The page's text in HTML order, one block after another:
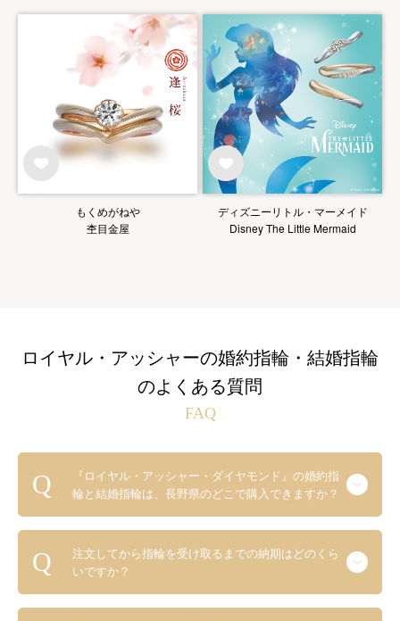
もくめがねや
杢目金屋
ディズニーリトル・マーメイド
Disney The Little Mermaid
ロイヤル・アッシャーの婚約指輪・結婚指輪
のよくある質問
FAQ
『ロイヤル・アッシャー・ダイヤモンド』の婚約指
輪と結婚指輪は、長野県のどこで購入できますか？
注文してから指輪を受け取るまでの納期はどのくら
いですか？